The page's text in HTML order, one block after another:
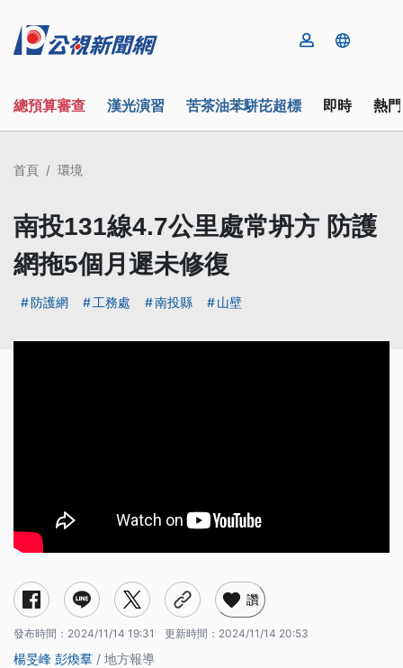
總預算審查 漢光演習 苦茶油苯駢芘超標 即時 熱
首頁 環境
南投131線4.7公里處常坍方 防護
網拖5個月遲未修復
防護網 工務處 南投縣 山壁
讚
發布時間： 2024/11/14 19:31 更新時間： 2024/11/14 20:53
楊旻峰 彭煥羣 / 地方報導